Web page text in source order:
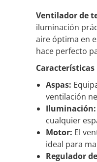
Ventilador de
iluminación
aire óptima en
hace perfecto
Aspas:
ventilación
Iluminación:
cualquier
Motor: El
ideal para
Regulador